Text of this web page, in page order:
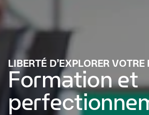
LIBERTÉ D’EXPLORER
Formation et